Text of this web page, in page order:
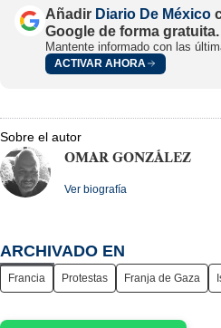
Añadir Diario De México
Google de forma gratuita.
Mantente informado con las
ACTIVAR AHORA
Sobre el autor
OMAR GONZÁLEZ
Ver biografía
ARCHIVADO EN
Francia Protestas Franja de Gaza